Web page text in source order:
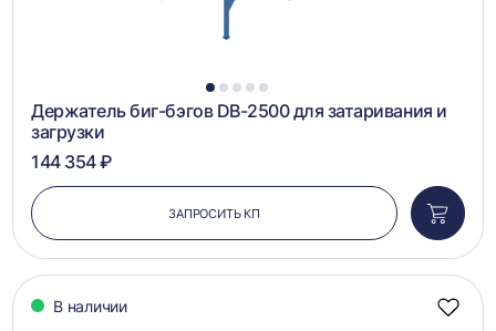
1 2 3 4 5
Держатель биг-бэгов DB-2500 для затаривания и
загрузки
144 354 ₽
ЗАПРОСИТЬ КП
в
В наличии